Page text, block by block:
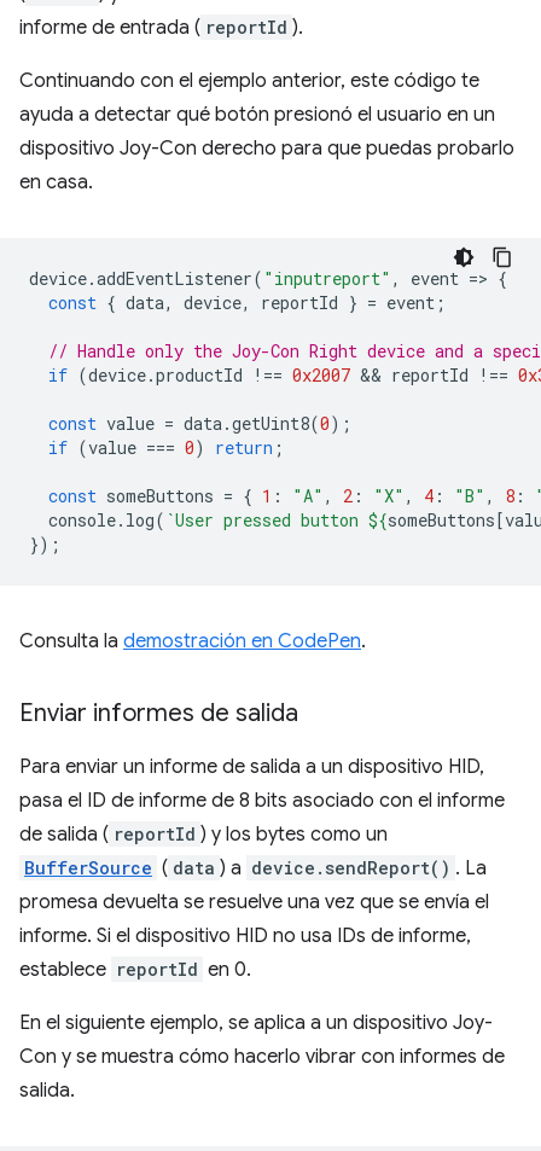
informe de entrada ( reportId ).
Continuando con el ejemplo anterior, este código te
ayuda a detectar qué botón presionó el usuario en un
dispositivo Joy-Con derecho para que puedas probarlo
en casa.
device.addEventListener( "inputreport" , event => {
const { data, device, reportId } = event ;
// Handle only the Joy-Con Right device and a
if (device.productId !== 0x2007 && reportId !==
const value = data.getUint8(0);
if (value === 0) return ;
const someButtons = { 1 : "A" , 2 : "X" , 4 : "B" , 8 :
console. log( `User pressed button ${someButtons[
});
Consulta la demostración en CodePen.
Enviar informes de salida
Para enviar un informe de salida a un dispositivo HID,
pasa el ID de informe de 8 bits asociado con el informe
de salida ( reportId ) y los bytes como un
BufferSource ( data ) a device.sendReport() . La
promesa devuelta se resuelve una vez que se envía el
informe. Si el dispositivo HID no usa IDs de informe,
establece reportId en 0.
En el siguiente ejemplo, se aplica a un dispositivo Joy-
Con y se muestra cómo hacerlo vibrar con informes de
salida.